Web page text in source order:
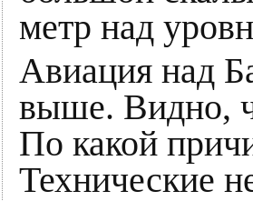
метр над
Авиация над
выше. Видно,
По какой
Технические